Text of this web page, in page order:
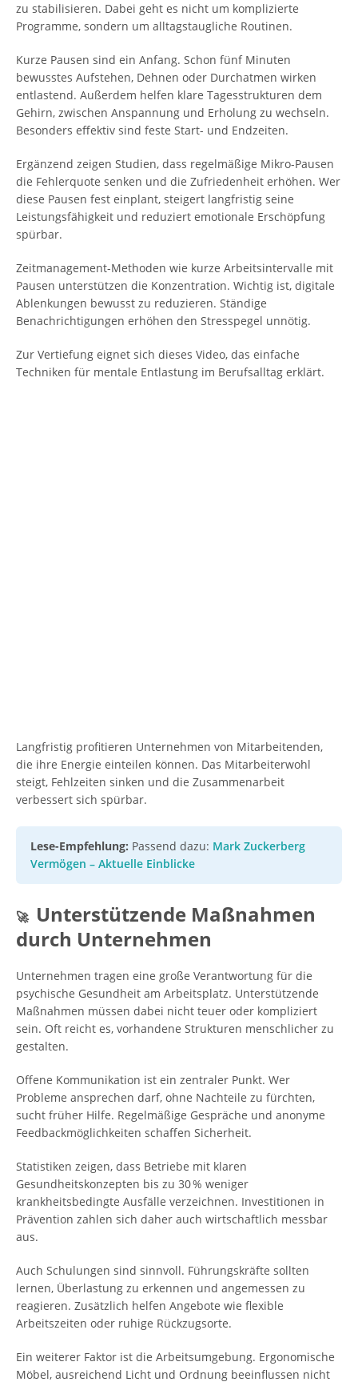
zu stabilisieren. Dabei geht es nicht um komplizierte
Programme, sondern um alltagstaugliche Routinen.
Kurze Pausen sind ein Anfang. Schon fünf Minuten
bewusstes Aufstehen, Dehnen oder Durchatmen wirken
entlastend. Außerdem helfen klare Tagesstrukturen dem
Gehirn, zwischen Anspannung und Erholung zu wechseln.
Besonders effektiv sind feste Start- und Endzeiten.
Ergänzend zeigen Studien, dass regelmäßige Mikro-Pausen
die Fehlerquote senken und die Zufriedenheit erhöhen. Wer
diese Pausen fest einplant, steigert langfristig seine
Leistungsfähigkeit und reduziert emotionale Erschöpfung
spürbar.
Zeitmanagement-Methoden wie kurze Arbeitsintervalle mit
Pausen unterstützen die Konzentration. Wichtig ist, digitale
Ablenkungen bewusst zu reduzieren. Ständige
Benachrichtigungen erhöhen den Stresspegel unnötig.
Zur Vertiefung eignet sich dieses Video, das einfache
Techniken für mentale Entlastung im Berufsalltag erklärt.
Langfristig profitieren Unternehmen von Mitarbeitenden,
die ihre Energie einteilen können. Das Mitarbeiterwohl
steigt, Fehlzeiten sinken und die Zusammenarbeit
verbessert sich spürbar.
Lese-Empfehlung: Passend dazu: Mark Zuckerberg
Vermögen – Aktuelle Einblicke
🚀 Unterstützende Maßnahmen
durch Unternehmen
Unternehmen tragen eine große Verantwortung für die
psychische Gesundheit am Arbeitsplatz. Unterstützende
Maßnahmen müssen dabei nicht teuer oder kompliziert
sein. Oft reicht es, vorhandene Strukturen menschlicher zu
gestalten.
Offene Kommunikation ist ein zentraler Punkt. Wer
Probleme ansprechen darf, ohne Nachteile zu fürchten,
sucht früher Hilfe. Regelmäßige Gespräche und anonyme
Feedbackmöglichkeiten schaffen Sicherheit.
Statistiken zeigen, dass Betriebe mit klaren
Gesundheitskonzepten bis zu 30 % weniger
krankheitsbedingte Ausfälle verzeichnen. Investitionen in
Prävention zahlen sich daher auch wirtschaftlich messbar
aus.
Auch Schulungen sind sinnvoll. Führungskräfte sollten
lernen, Überlastung zu erkennen und angemessen zu
reagieren. Zusätzlich helfen Angebote wie flexible
Arbeitszeiten oder ruhige Rückzugsorte.
Ein weiterer Faktor ist die Arbeitsumgebung. Ergonomische
Möbel, ausreichend Licht und Ordnung beeinflussen nicht